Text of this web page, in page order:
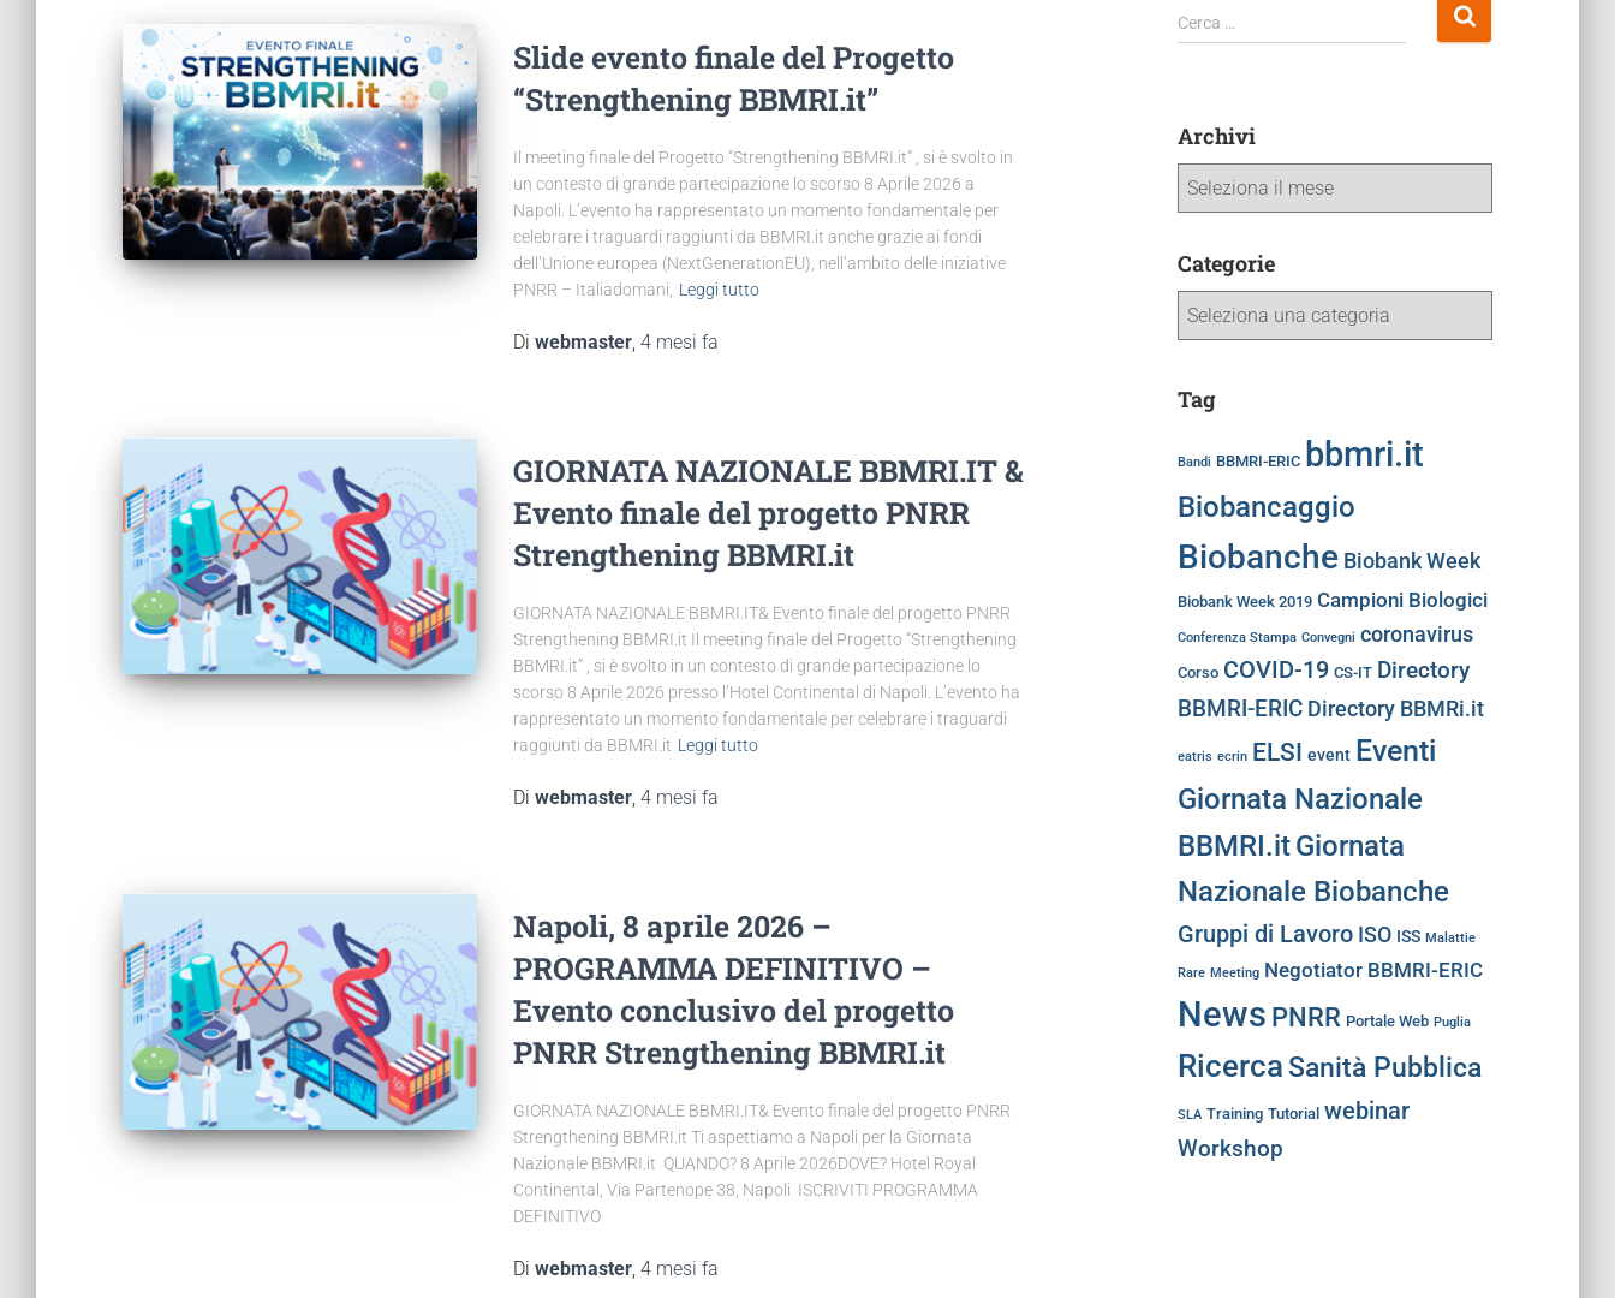
Slide evento finale del Progetto
“Strengthening BBMRI.it”
Il meeting finale del Progetto “Strengthening BBMRI.it” , si è svolto in
un contesto di grande partecipazione lo scorso 8 Aprile 2026 a
Napoli. L’evento ha rappresentato un momento fondamentale per
celebrare i traguardi raggiunti da BBMRI.it anche grazie ai fondi
dell’Unione europea (NextGenerationEU), nell’ambito delle iniziative
PNRR – Italiadomani,
Leggi tutto
Di webmaster, 4 mesi fa
GIORNATA NAZIONALE BBMRI.IT &
Evento finale del progetto PNRR
Strengthening BBMRI.it
GIORNATA NAZIONALE BBMRI.IT& Evento finale del progetto PNRR
Strengthening BBMRI.it Il meeting finale del Progetto “Strengthening
BBMRI.it” , si è svolto in un contesto di grande partecipazione lo
scorso 8 Aprile 2026 presso l’Hotel Continental di Napoli. L’evento ha
rappresentato un momento fondamentale per celebrare i traguardi
raggiunti da BBMRI.it Leggi tutto
Di webmaster, 4 mesi fa
Napoli, 8 aprile 2026 –
PROGRAMMA DEFINITIVO –
Evento conclusivo del progetto
PNRR Strengthening BBMRI.it
GIORNATA NAZIONALE BBMRI.IT& Evento finale del progetto PNRR
Strengthening BBMRI.it Ti aspettiamo a Napoli per la Giornata
Nazionale BBMRI.it QUANDO? 8 Aprile 2026DOVE? Hotel Royal
Continental, Via Partenope 38, Napoli ISCRIVITI PROGRAMMA
DEFINITIVO
Di webmaster, 4 mesi fa
Cerca …
Archivi
Categorie
Tag
Bandi BBMRI-ERIC bbmri.it
Biobancaggio
Biobanche Biobank Week
Biobank Week 2019 Campioni Biologici
Conferenza Stampa Convegni coronavirus
Corso COVID-19 CS-IT Directory
BBMRI-ERIC Directory BBMRi.it
eatris ecrin ELSI event Eventi
Giornata Nazionale
BBMRI.itGiornata
Nazionale Biobanche
Gruppi di Lavoro ISO ISS Malattie
Rare Meeting Negotiator BBMRI-ERIC
News PNRR Portale Web Puglia
Ricerca Sanità Pubblica
SLA Training Tutorial webinar
Workshop